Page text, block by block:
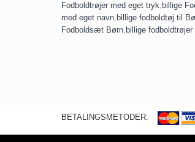
Fodboldtrøjer med eget tryk, billige
med eget navn, billige fodboldtøj til
Fodboldsæt Børn, billige fodboldtrøjer
BETALINGSMETODER: